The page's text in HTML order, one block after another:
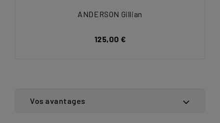
ANDERSON Gillian
125,00 €
Vos avantages